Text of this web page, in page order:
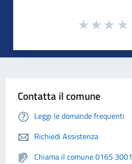
Contatta il comune
Leggi le domande frequenti
Richiedi Assistenza
Chiama il comune 0165 3001